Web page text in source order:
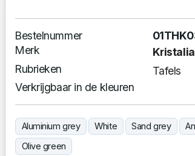
Bestelnummer
Merk
Kristalia
Rubrieken
Tafels
Verkrijgbaar in de kleuren
Aluminium grey White Sand grey
Olive green